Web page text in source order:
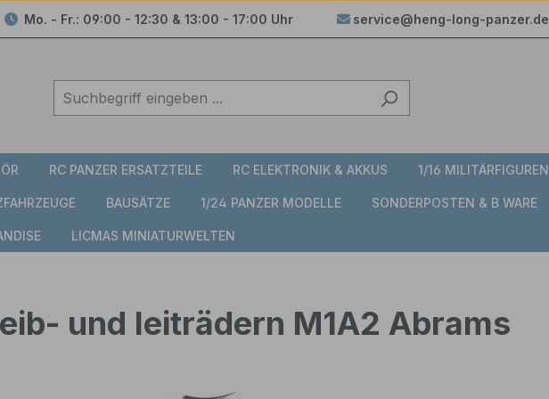
Mo. - Fr.: 09:00 - 12:30 & 13:00 - 17:00 Uhr service@heng-long-panzer.de
RC PANZER ERSATZTEILE RC ELEKTRONIK & AKKUS 1/16 MILITÄRFIGUREN
BAUSÄTZE 1/24 PANZER MODELLE SONDERPOSTEN & B WARE
LICMAS MINIATURWELTEN
und leiträdern M1A2 Abrams